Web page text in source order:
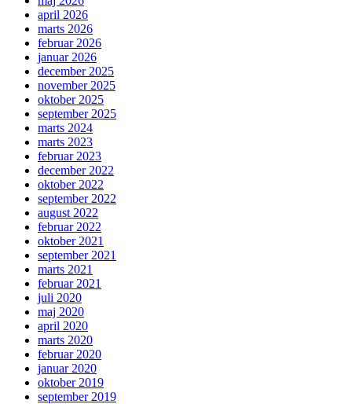
april 2026
marts 2026
februar 2026
januar 2026
december 2025
november 2025
oktober 2025
september 2025
marts 2024
marts 2023
februar 2023
december 2022
oktober 2022
september 2022
august 2022
februar 2022
oktober 2021
september 2021
marts 2021
februar 2021
juli 2020
maj 2020
april 2020
marts 2020
februar 2020
januar 2020
oktober 2019
september 2019